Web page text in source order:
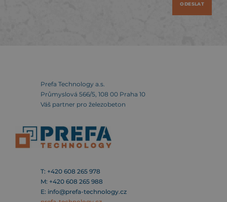
ODESLAT
Prefa Technology a.s.
Průmyslová 566/5, 108 00 Praha 10
Váš partner pro železobeton
T: +420 608 265 978
M: +420 608 265 988
E: info@prefa-technology.cz